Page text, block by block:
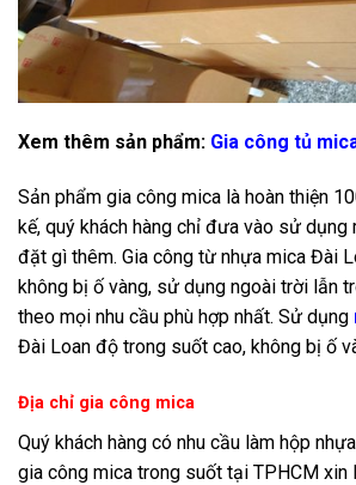
Xem thêm sản phẩm: Gia công tủ
Sản phẩm gia công mica là hoàn thiện
kế, quý khách hàng chỉ đưa vào sử dụng
đặt gì thêm. Gia công từ nhựa mica Đài
không bị ố vàng, sử dụng ngoài trời lẫn
theo mọi nhu cầu phù hợp nhất. Sử dụng
Đài Loan độ trong suốt cao, không bị ố
Địa chỉ gia công mica
Quý khách hàng có nhu cầu làm hộp
gia công mica trong suốt tại TPHCM xin